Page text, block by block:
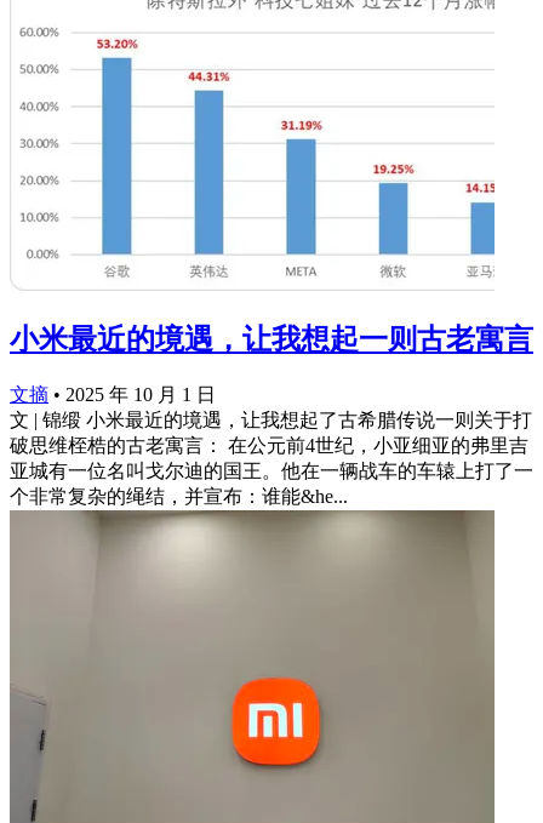
小米最近的境遇，让我想起一则古老寓言
文摘 • 2025 年 10 月 1 日
文 | 锦缎 小米最近的境遇，让我想起了古希腊传说一则关于打
破思维桎梏的古老寓言： 在公元前4世纪，小亚细亚的弗里吉
亚城有一位名叫戈尔迪的国王。他在一辆战车的车辕上打了一
个非常复杂的绳结，并宣布：谁能&he...